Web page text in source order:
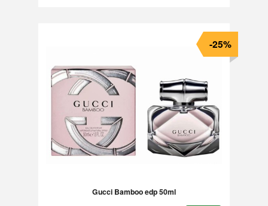
Gucci Bamboo edp 50ml
-25%